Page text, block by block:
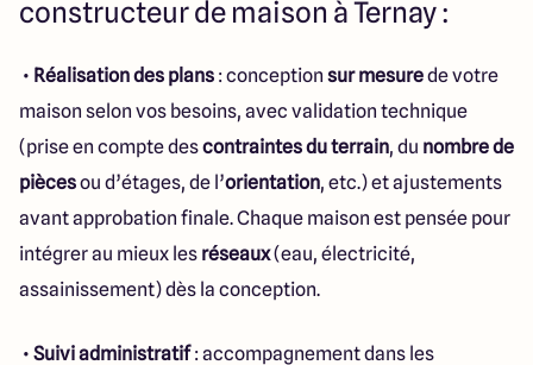
constructeur de maison à Ternay :
• Réalisation des plans : conception sur mesurede votre
maison selon vos besoins, avec validation technique
(prise en compte descontraintes du terrain, du nombre de
piècesou d’étages, de l’orientation, etc.) et ajustements
avant approbation finale. Chaque maison est pensée pour
intégrer au mieux les réseaux(eau, électricité,
assainissement) dès la conception.
• Suivi administratif: accompagnement dans les